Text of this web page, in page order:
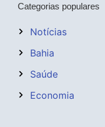
Categorias populares
Notícias
Bahia
Saúde
Economia